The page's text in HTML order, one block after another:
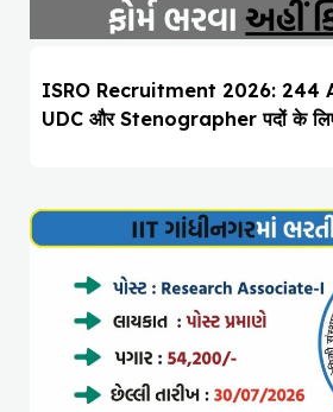
ISRO Recruitment 2026: 244
UDC और Stenographer पदों के